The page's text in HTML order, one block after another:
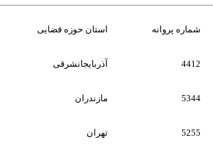
شماره پروانه استان حوزه قضایی
4412 آذربایجانشرقی
5344 مازندران
5255 تهران